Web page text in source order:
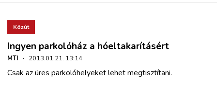
Közút
Ingyen parkolóház a hóeltakarításért
MTI · 2013.01.21. 13:14
Csak az üres parkolóhelyeket lehet megtisztítani.